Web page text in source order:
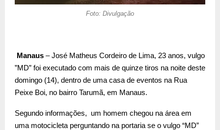
Foto: Divulgação
Manaus –José Matheus Cordeiro de Lima, 23 anos, vulgo
”MD” foi executado com mais de quinze tiros na noite deste
domingo (14), dentro de uma casa de eventos na Rua
Peixe Boi, no bairro Tarumã, em Manaus.
Segundo informações, um homem chegou na área em
uma motocicleta perguntando na portaria se o vulgo “MD”